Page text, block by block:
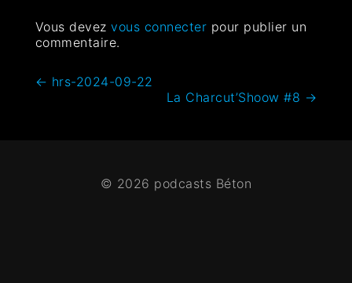
Vous devezvous connecter pour publier un
commentaire.
← hrs-2024-09-22
La Charcut’Shoow #8 →
© 2026 podcasts Béton